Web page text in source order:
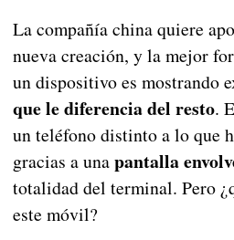
La compañía china quiere
nueva creación, y la mejor
un dispositivo es mostrando
que le diferencia del resto.
un teléfono distinto a lo que
gracias a unapantalla
totalidad del terminal. Pero
este móvil?